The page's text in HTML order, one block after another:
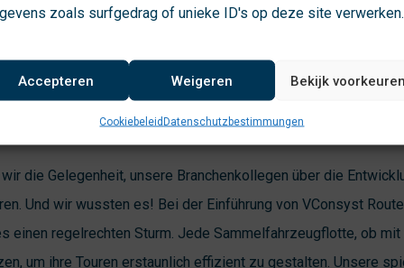
zoals surfgedrag of unieke ID's op deze site verwerken.
Accepteren Weigeren Bekijk voorkeuren
CookiebeleidDatenschutzbestimmungen
Runde der Optimierung
die Gelegenheit, unsere Branchenkollegen über die
Und wir wussten es! Bei der Einführung von VConsyst
einen regelrechten Sturm. Jede Sammelfahrzeugflotte, ob
um ihre Touren erstaunlich effizient zu gestalten. Unsere